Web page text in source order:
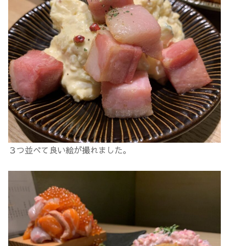
３つ並べて良い絵が撮れました。